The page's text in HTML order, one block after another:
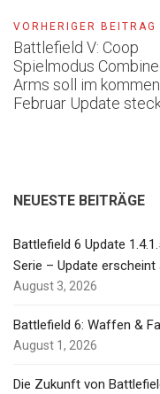
VORHERIGER BEITRAG
Battlefield V: Coop
Spielmodus
Arms soll im
Februar Update
NEUESTE BEITRÄGE
Battlefield 6 Update
Serie – Update erscheint
August 3, 2026
Battlefield 6: Waffen &
August 1, 2026
Die Zukunft von